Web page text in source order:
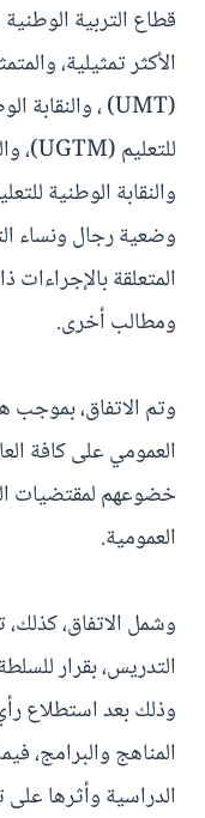
قطاع التربية
الأكثر تمثيلية،
وضعية رجال ونساء
المتعلقة بالإجراءات
ومطالب أخرى.
وتم الاتفاق،
العمومي على كافة
خضوعهم لمقتضيات
العمومية.
وشمل الاتفاق،
التدريس، بقرار
وذلك بعد استطلاع
المناهج والبرامج،
الدراسية وأثرها